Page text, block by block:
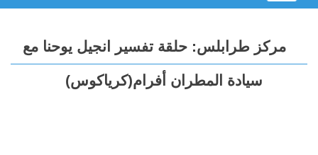
navigation
مركز طرابلس: حلقة تفسير انجيل يوحنا مع
سيادة المطران أفرام(كرياكوس)